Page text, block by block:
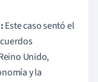
Este caso sentó el
Unido,
y la